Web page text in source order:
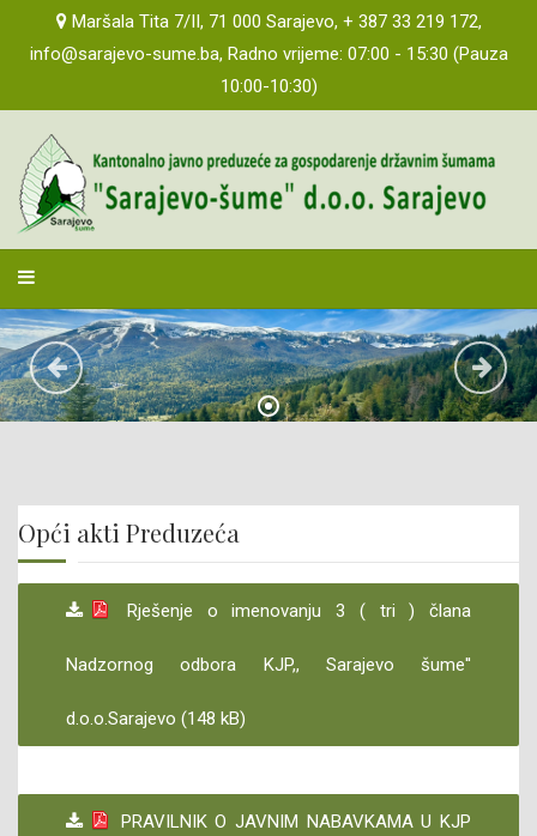
Maršala Tita 7/II, 71 000 Sarajevo, + 387 33 219 172,
info@sarajevo-sume.ba, Radno vrijeme: 07:00 - 15:30 (Pauza
10:00-10:30)
Opći akti Preduzeća
Rješenje o imenovanju 3 ( tri ) člana
Nadzornog odbora KJP,, Sarajevo šume''
d.o.o.Sarajevo (148 kB)
PRAVILNIK O JAVNIM NABAVKAMA U KJP